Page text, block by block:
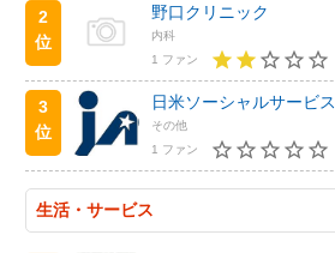
2
位
野口クリニック
内科
1 ファン
3
位
日米ソーシャルサービス
その他
1 ファン
生活・サービス